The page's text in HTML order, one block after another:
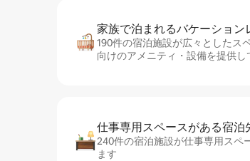
家族で泊まれるバ⁠ケ⁠ー⁠シ⁠ョ⁠ン
190件の宿泊施設が広々としたス
向けのアメニティ・設備を提供し
仕事専用ス⁠ペ⁠ー⁠スがあ⁠る宿⁠泊⁠
240件の宿泊施設が仕事専用スペ
ます